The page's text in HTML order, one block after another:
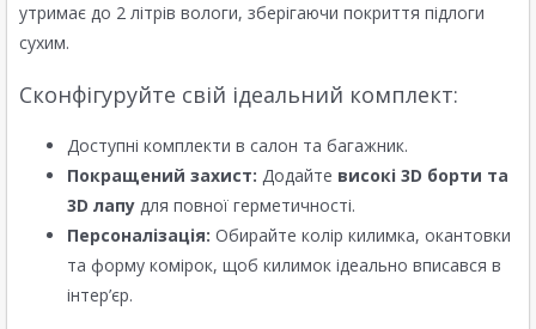
утримає до 2 літрів вологи, зберігаючи покриття підлоги
сухим.
Сконфігуруйте свій ідеальний комплект:
Доступні комплекти в салон та багажник.
Покращений захист: Додайте високі 3D борти та
3D лапу для повної герметичності.
Персоналізація: Обирайте колір килимка, окантовки
та форму комірок, щоб килимок ідеально вписався в
інтер’єр.